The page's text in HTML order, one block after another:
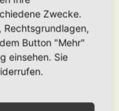
um diesen zu melden.
eines Beitrags?
und zu einem
Den gesicherten Beitrag
verwalten“ in deinem
Zwecke.
Rechtsgrundlagen,
Button "Mehr"
einsehen. Sie